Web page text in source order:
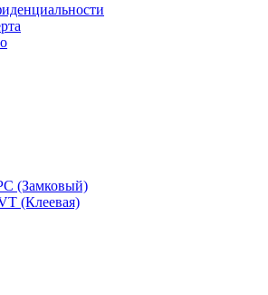
(Замковый)
(Клеевая)